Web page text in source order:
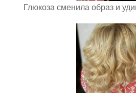
Глюкоза сменила образ и